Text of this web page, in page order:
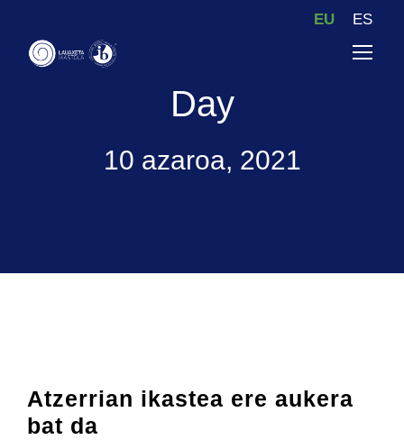
EU ES
Day
10 azaroa, 2021
Atzerrian ikastea ere aukera
bat da